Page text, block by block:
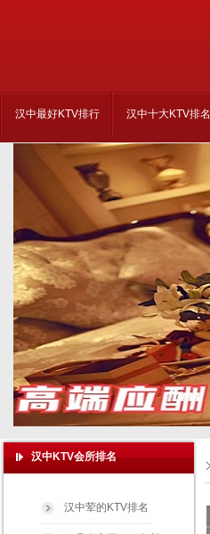
汉中最好KTV排行 汉中十大KTV排名
汉中KTV会所排名
汉中荤的KTV排名